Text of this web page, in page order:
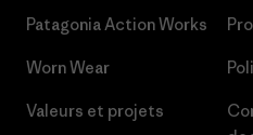
Patagonia Action Works
Worn Wear
Valeurs et projets